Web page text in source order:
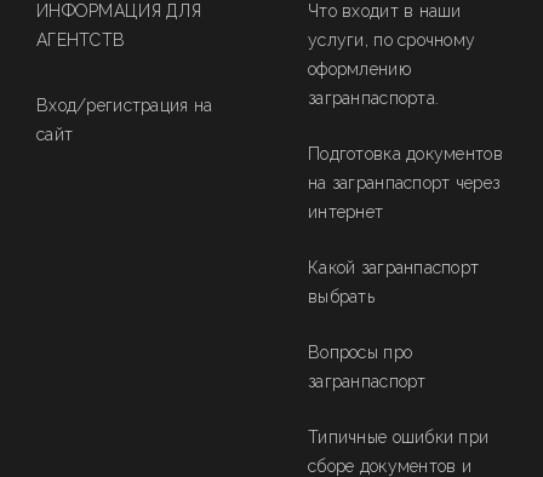
ИНФОРМАЦИЯ ДЛЯ
АГЕНТСТВ
Вход/регистрация на
сайт
Что входит в наши
услуги, по срочному
оформлению
загранпаспорта.
Подготовка документов
на загранпаспорт через
интернет
Какой загранпаспорт
выбрать
Вопросы про
загранпаспорт
Типичные ошибки при
сборе документов и